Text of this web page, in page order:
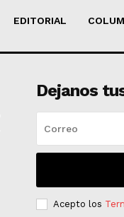
EDITORIAL
Dejanos
Acepto los